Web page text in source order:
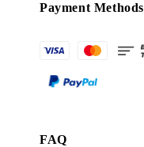
Payment Methods
FAQ